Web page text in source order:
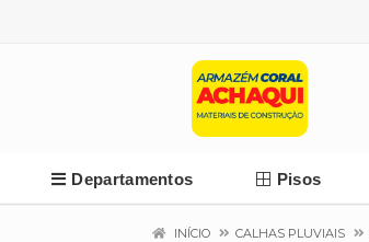
Departamentos Pisos
INÍCIO CALHAS PLUVIAIS